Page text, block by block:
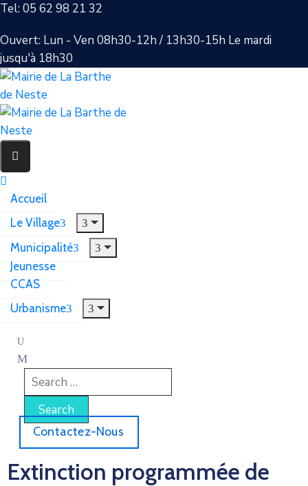
Tel: 05 62 98 21 32
Ouvert: Lun - Ven 08h30-12h / 13h30-15h Le mardi
jusqu'à 18h30
Accueil
Le Village
Municipalité
Jeunesse
CCAS
Urbanisme
Contactez-Nous
Extinction programmée de